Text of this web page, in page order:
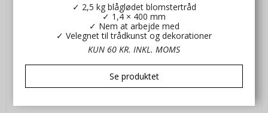
✓ 2,5 kg blåglødet blomstertråd
✓ 1,4 × 400 mm
✓ Nem at arbejde med
✓ Velegnet til trådkunst og dekorationer
KUN 60 KR. INKL. MOMS
Se produktet